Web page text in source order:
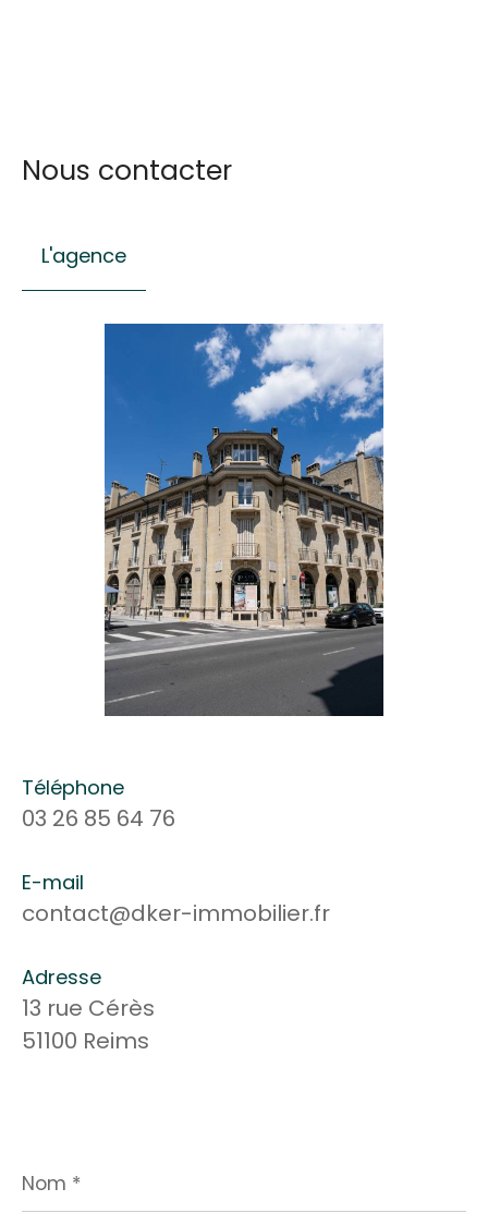
Nous contacter
L'agence
Téléphone
03 26 85 64 76
E-mail
contact@dker-immobilier.fr
Adresse
13 rue Cérès
51100 Reims
*